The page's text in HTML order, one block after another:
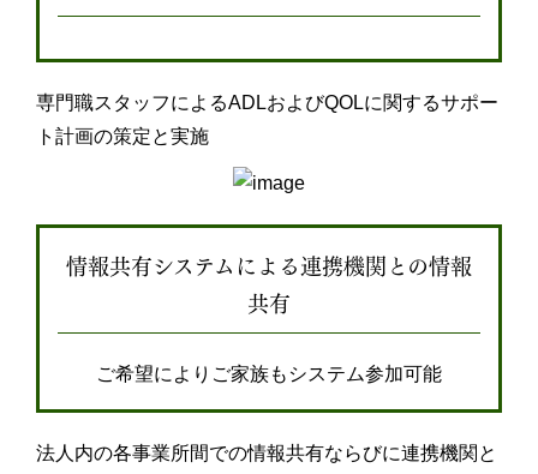
専門職スタッフによるADLおよびQOLに関するサポー
ト計画の策定と実施
情報共有システムによる連携機関との情報
共有
ご希望によりご家族もシステム参加可能
法人内の各事業所間での情報共有ならびに連携機関と